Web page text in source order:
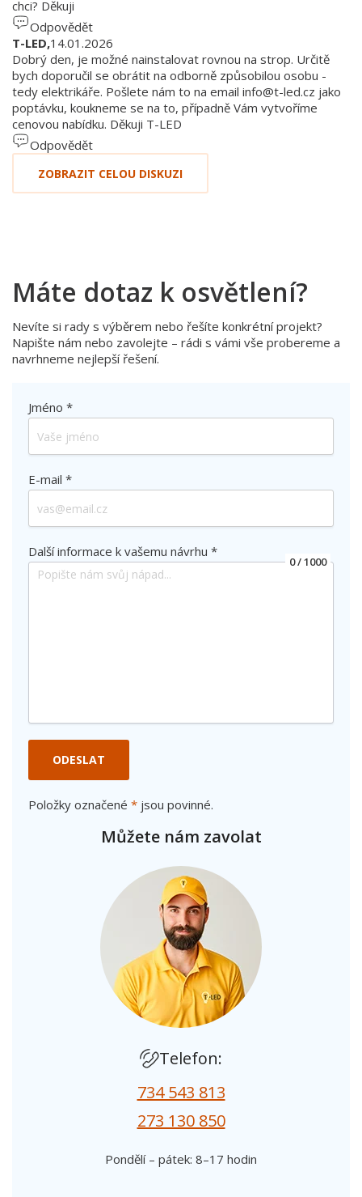
chci? Děkuji
Odpovědět
T-LED,14.01.2026
Dobrý den, je možné nainstalovat rovnou na strop. Určitě
bych doporučil se obrátit na odborně způsobilou osobu -
tedy elektrikáře. Pošlete nám to na email info@t-led.cz jako
poptávku, koukneme se na to, případně Vám vytvoříme
cenovou nabídku. Děkuji T-LED
Odpovědět
ZOBRAZIT CELOU DISKUZI
Máte dotaz k osvětlení?
Nevíte si rady s výběrem nebo řešíte konkrétní projekt?
Napište nám nebo zavolejte – rádi s vámi vše probereme a
navrhneme nejlepší řešení.
Jméno *
E-mail *
0/ 1000
Další informace k vašemu návrhu *
ODESLAT
Položky označené * jsou povinné.
Můžete nám zavolat
Telefon:
734 543 813
273 130 850
Pondělí – pátek: 8–17 hodin